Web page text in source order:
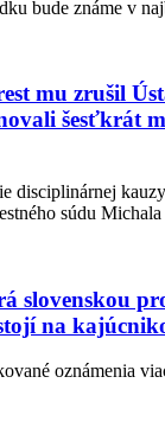
bude známe v
mu zrušil
šesťkrát
disciplinárnej
súdu Michala
slovenskou
na
oznámenia